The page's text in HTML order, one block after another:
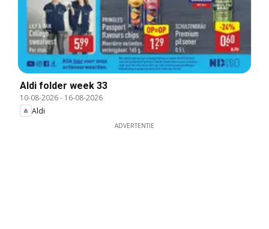
Aldi folder week 33
10-08-2026- 16-08-2026
Aldi
ADVERTENTIE